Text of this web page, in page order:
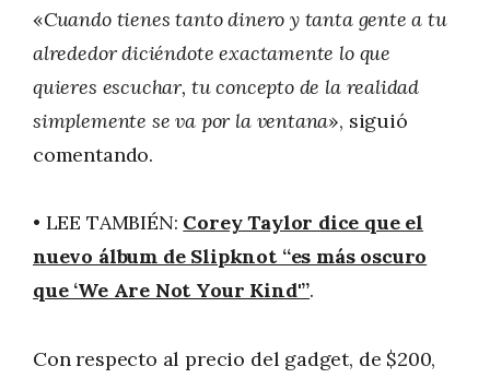
«Cuando tienes tanto dinero y tanta gente a tu
alrededor diciéndote exactamente lo que
quieres escuchar, tu concepto de la realidad
simplemente se va por la ventana», siguió
comentando.
• LEE TAMBIÉN: Corey Taylor dice que el
nuevo álbum de Slipknot “es más oscuro
que ‘We Are Not Your Kind'”.
Con respecto al precio del gadget, de $200,